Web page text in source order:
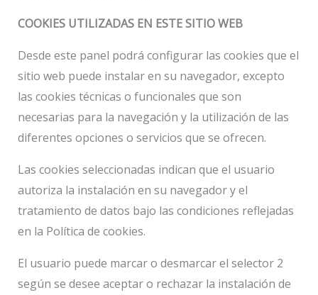
COOKIES UTILIZADAS EN ESTE SITIO WEB
Desde este panel podrá configurar las cookies que el
sitio web puede instalar en su navegador, excepto
las cookies técnicas o funcionales que son
necesarias para la navegación y la utilización de las
diferentes opciones o servicios que se ofrecen.
Las cookies seleccionadas indican que el usuario
autoriza la instalación en su navegador y el
tratamiento de datos bajo las condiciones reflejadas
en la Política de cookies.
El usuario puede marcar o desmarcar el selector 2
según se desee aceptar o rechazar la instalación de